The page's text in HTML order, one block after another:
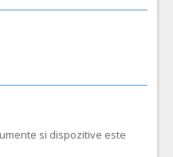
si dispozitive este